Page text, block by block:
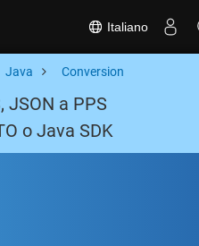
Italiano
Java Conversion
JSON a PPS
o Java SDK